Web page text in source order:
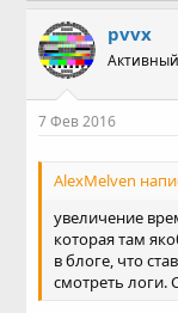
pvvx
7 Фев 2016
AlexMelven
увеличение
которая там
в блоге, что
смотреть логи.